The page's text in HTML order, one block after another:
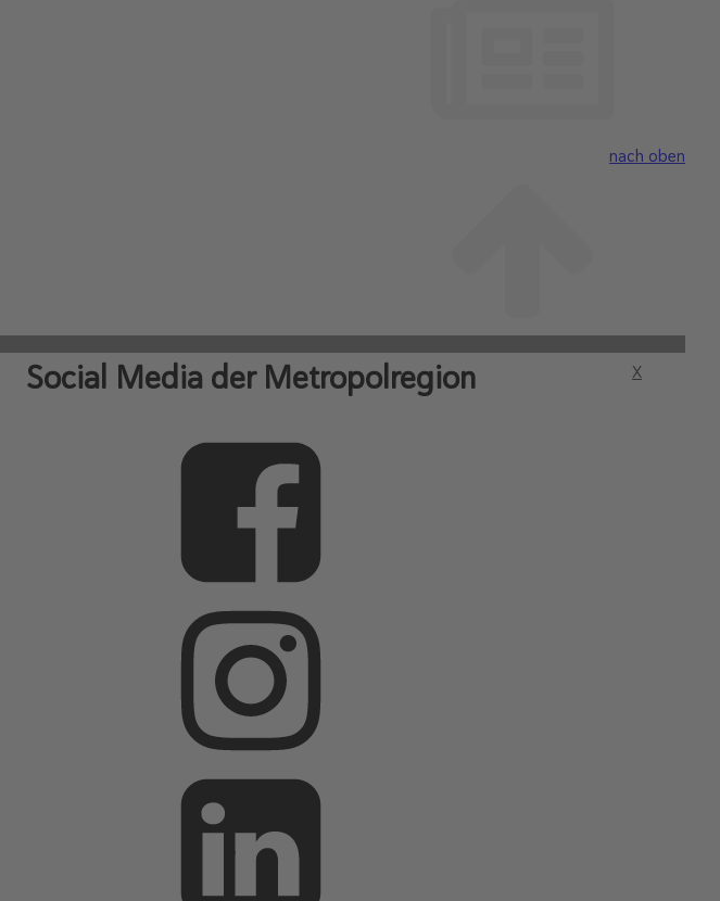
X
Social Media der Metropolregion
nach oben